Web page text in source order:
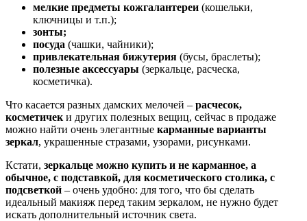
мелкие предметы кожгалантереи (кошельки,
ключницы и т.п.);
зонты;
посуда (чашки, чайники);
привлекательная бижутерия (бусы, браслеты);
полезные аксессуары (зеркальце, расческа,
косметичка).
Что касается разных дамских мелочей – расчесок,
косметичек и других полезных вещиц, сейчас в продаже
можно найти очень элегантные карманные варианты
зеркал, украшенные стразами, узорами, рисунками.
Кстати, зеркальце можно купить и не карманное, а
обычное, с подставкой, для косметического столика, с
подсветкой – очень удобно: для того, что бы сделать
идеальный макияж перед таким зеркалом, не нужно будет
искать дополнительный источник света.